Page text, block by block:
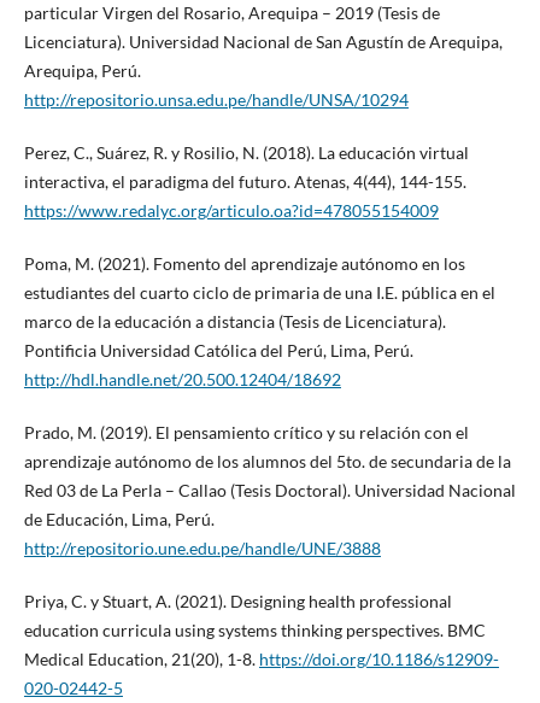
particular Virgen del Rosario, Arequipa – 2019 (Tesis de
Licenciatura). Universidad Nacional de San Agustín de Arequipa,
Arequipa, Perú.
http://repositorio.unsa.edu.pe/handle/UNSA/10294
Perez, C., Suárez, R. y Rosilio, N. (2018). La educación virtual
interactiva, el paradigma del futuro. Atenas, 4(44), 144-155.
https://www.redalyc.org/articulo.oa?id=478055154009
Poma, M. (2021). Fomento del aprendizaje autónomo en los
estudiantes del cuarto ciclo de primaria de una I.E. pública en el
marco de la educación a distancia (Tesis de Licenciatura).
Pontificia Universidad Católica del Perú, Lima, Perú.
http://hdl.handle.net/20.500.12404/18692
Prado, M. (2019). El pensamiento crítico y su relación con el
aprendizaje autónomo de los alumnos del 5to. de secundaria de la
Red 03 de La Perla – Callao (Tesis Doctoral). Universidad Nacional
de Educación, Lima, Perú.
http://repositorio.une.edu.pe/handle/UNE/3888
Priya, C. y Stuart, A. (2021). Designing health professional
education curricula using systems thinking perspectives. BMC
Medical Education, 21(20), 1-8. https://doi.org/10.1186/s12909-
020-02442-5